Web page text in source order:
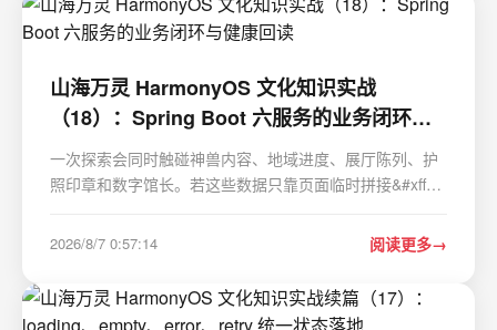
山海万灵 HarmonyOS 文化知识实战
（18）：Spring Boot 六服务的业务闭环与
健康回读
一次探索会同时触碰神兽内容、地域进度、展厅陈列、护
照印章和数字馆长。若这些数据只靠页面临时拼接&#xff0c;
&#xff0c;最终出现“内容已更新、进度没更新”或“同一神兽
2026/8/7 0:57:14 阅读更多